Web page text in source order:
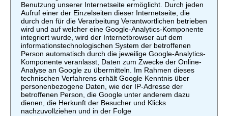
Benutzung unserer Internetseite ermöglicht. Durch jeden
Aufruf einer der Einzelseiten dieser Internetseite, die
durch den für die Verarbeitung Verantwortlichen betrieben
wird und auf welcher eine Google-Analytics-Komponente
integriert wurde, wird der Internetbrowser auf dem
informationstechnologischen System der betroffenen
Person automatisch durch die jeweilige Google-Analytics-
Komponente veranlasst, Daten zum Zwecke der Online-
Analyse an Google zu übermitteln. Im Rahmen dieses
technischen Verfahrens erhält Google Kenntnis über
personenbezogene Daten, wie der IP-Adresse der
betroffenen Person, die Google unter anderem dazu
dienen, die Herkunft der Besucher und Klicks
nachzuvollziehen und in der Folge